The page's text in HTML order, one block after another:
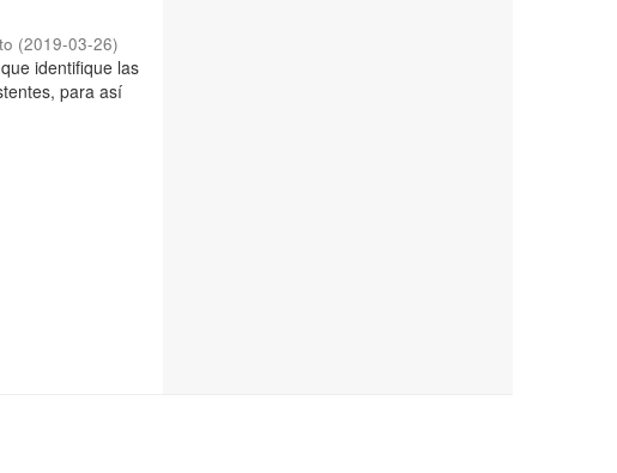
(2019-03-26)
identifique las
para así